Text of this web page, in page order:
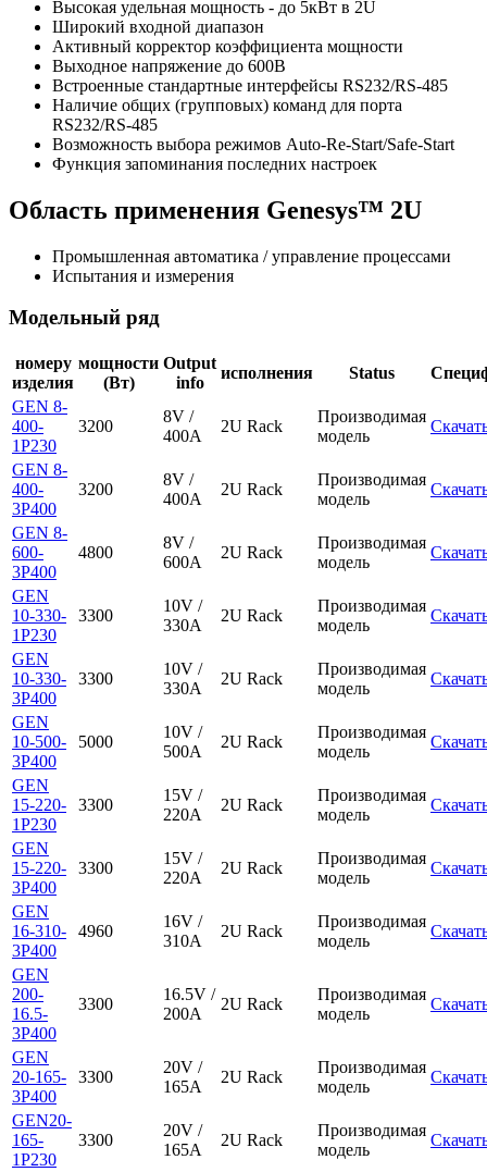
Высокая удельная мощность - до 5кВт в 2U
Широкий входной диапазон
Активный корректор коэффициента мощности
Выходное напряжение до 600В
Встроенные стандартные интерфейсы RS232/RS-485
Наличие общих (групповых) команд для порта
RS232/RS-485
Возможность выбора режимов Auto-Re-Start/Safe-Start
Функция запоминания последних настроек
Область применения Genesys™ 2U
Промышленная автоматика / управление процессами
Испытания и измерения
Модельный ряд
номеру
изделия
мощности
(Вт)
Output
info
исполнения Status
GEN 8-
400-
1P230
3200
8V /
400A
2U Rack
Производимая
модель
GEN 8-
400-
3P400
3200
8V /
400A
2U Rack
Производимая
модель
GEN 8-
600-
3P400
4800
8V /
600A
2U Rack
Производимая
модель
GEN
10-330-
1P230
3300
10V /
330A
2U Rack
Производимая
модель
GEN
10-330-
3P400
3300
10V /
330A
2U Rack
Производимая
модель
GEN
10-500-
3P400
5000
10V /
500A
2U Rack
Производимая
модель
GEN
15-220-
1P230
3300
15V /
220A
2U Rack
Производимая
модель
GEN
15-220-
3P400
3300
15V /
220A
2U Rack
Производимая
модель
GEN
16-310-
3P400
4960
16V /
310A
2U Rack
Производимая
модель
GEN
200-
16.5-
3P400
3300
16.5V /
200A
2U Rack
Производимая
модель
GEN
20-165-
3P400
3300
20V /
165A
2U Rack
Производимая
модель
GEN20-
165-
1P230
3300
20V /
165A
2U Rack
Производимая
модель